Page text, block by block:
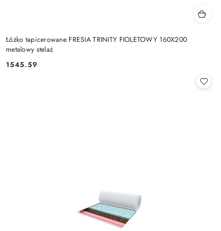
Łóżko tapicerowane FRESIA TRINITY FIOLETOWY 160X200
metalowy stelaż
Cena:
1545.59